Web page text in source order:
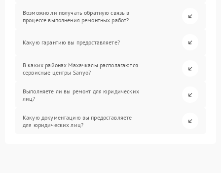
Возможно ли получать обратную связь в
процессе выполнения ремонтных работ?
Какую гарантию вы предоставляете?
В каких районах Махачкалы располагаются
сервисные центры Sanyo?
Выполняете ли вы ремонт для юридических
лиц?
Какую документацию вы предоставляете
для юридических лиц?